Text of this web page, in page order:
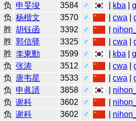
负 申旻埈 3584 ♂ kba |
负 杨楷文 3570 ♂ |cwa |
胜 胡钰函 3392 ♂
胜 郭信驿 3325 ♂ |cwa |
胜 李東勳 3599 ♂ kba |
负 张涛 3512 ♂ |cwa |
负 唐韦星 3533 ♂ |cwa |
负 申眞諝 3858 ♂
负 谢科 3602 ♂
负 谢科 3602 ♂